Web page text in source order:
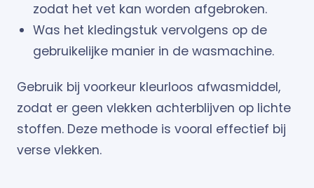
zodat het vet kan worden afgebroken.
Was het kledingstuk vervolgens op de
gebruikelijke manier in de wasmachine.
Gebruik bij voorkeur kleurloos afwasmiddel,
zodat er geen vlekken achterblijven op lichte
stoffen. Deze methode is vooral effectief bij
verse vlekken.